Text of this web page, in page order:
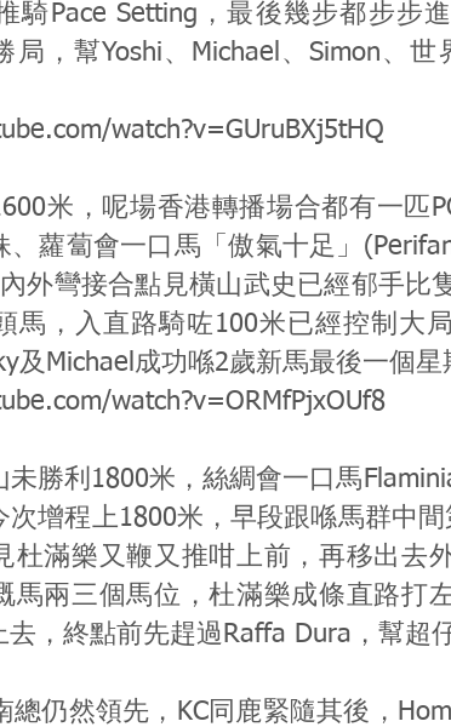
騎Pace Setting，最後幾步都步步
局，幫Yoshi、Michael、Simon、
watch?v=GUruBXj5tHQ
米，呢場香港轉播場合都有一匹
、蘿蔔會一口馬「傲氣十足」
外彎接合點見橫山武史已經郁手比
馬，入直路騎咗100米已經控制大
及Michael成功喺2歲新馬最後一個星
watch?v=ORMfPjxOUf8
勝利1800米，絲綢會一口馬
次增程上1800米，早段跟喺馬群中
杜滿樂又鞭又推咁上前，再移出去
馬兩三個馬位，杜滿樂成條直路打
，終點前先趕過Raffa Dura，幫超
總仍然領先，KC同鹿緊隨其後，